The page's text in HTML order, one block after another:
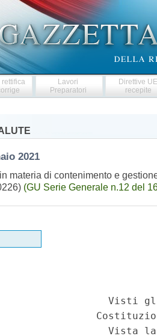
Lavori
Preparatori
Direttive
recepite
2021
materia di contenimento e
(GU Serie Generale n.12 del